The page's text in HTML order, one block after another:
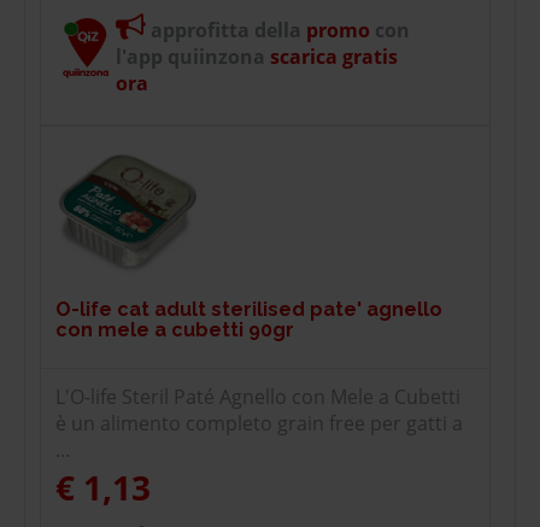
approfitta della promo con
l'app quiinzona scarica gratis
ora
O-life cat adult sterilised pate' agnello
con mele a cubetti 90gr
L'O-life Steril Paté Agnello con Mele a Cubetti
è un alimento completo grain free per gatti a
...
€ 1,13